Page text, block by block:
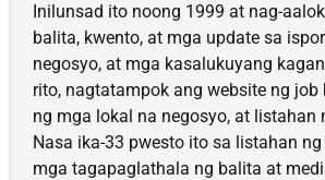
Inilunsad ito noong 1999 at nag-
balita, kwento, at mga update sa
negosyo, at mga kasalukuyang
rito, nagtatampok ang website ng job
ng mga lokal na negosyo, at listahan
Nasa ika-33 pwesto ito sa listahan
mga tagapaglathala ng balita at